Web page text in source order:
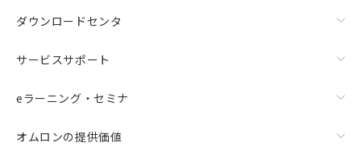
ダウンロードセンタ
サービスサポート
eラーニング・セミナ
オムロンの提供価値